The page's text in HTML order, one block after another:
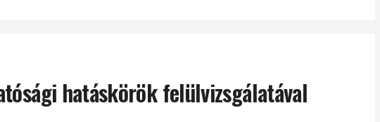
hatáskörök felülvizsgálatával